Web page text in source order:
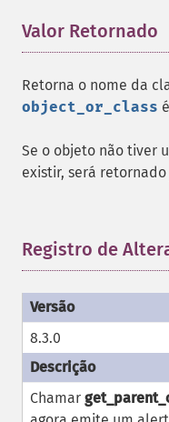
Valor Retornado
Retorna o nome da
object_or_class
Se o objeto não tiver
existir, será retornado
Registro de
8.3.0
Chamar